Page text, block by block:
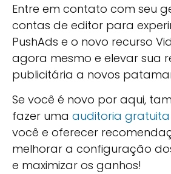
Entre em contato com seu
contas de editor para
PushAds e o novo recurso
agora mesmo e elevar sua
publicitária a novos
Se você é novo por aqui,
fazer uma auditoria gratuita
você e oferecer
melhorar a configuração
e maximizar os ganhos!